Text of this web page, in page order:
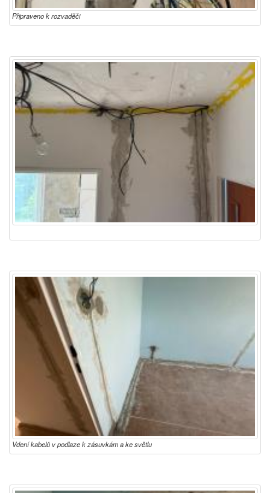
Připraveno k rozvaděči
Vdení kabelů v podlaze k zásuvkám a ke světlu